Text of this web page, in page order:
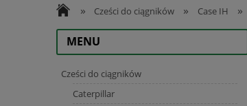
» Cześci do ciągników » Case IH »
MENU
Cześci do ciągników
Caterpillar